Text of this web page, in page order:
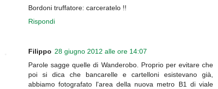
Bordoni truffatore: carceratelo !!
Rispondi
Filippo 28 giugno 2012 alle ore 14:07
Parole sagge quelle di Wanderobo. Proprio per evitare che
poi si dica che bancarelle e cartelloni esistevano già,
abbiamo fotografato l'area della nuova metro B1 di viale